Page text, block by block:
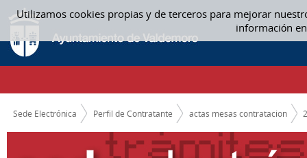
Utilizamos cookies propias y de terceros para mejorar
información
Saltar al contenido
ACTAS MESAS CONTRATACION
CAMINO DE MIGAS
Sede Electrónica Perfil de Contratante actas mesas contratacion